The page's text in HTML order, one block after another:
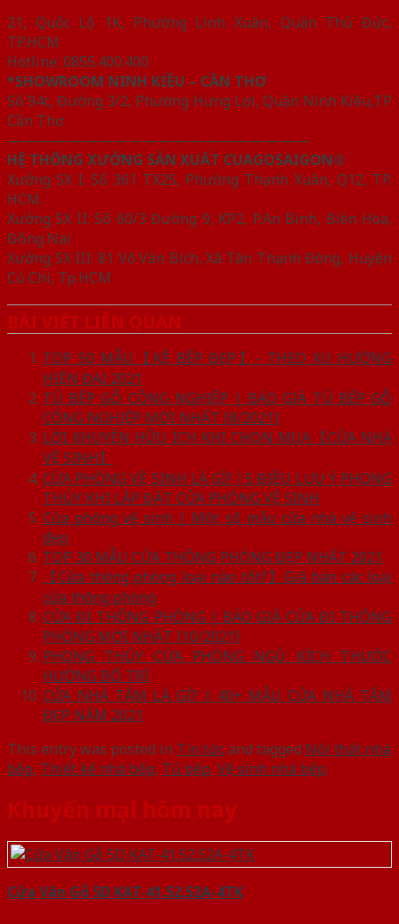
21, Quốc Lộ 1K, Phường Linh Xuân, Quận Thủ Đức,
TP.HCM
Hotline: 0855.400.400
*SHOWROOM NINH KIỀU – CẦN THƠ
Số 94c, Đường 3/2, Phường Hưng Lợi, Quận Ninh Kiều,TP
Cần Thơ
————————————————————
HỆ THỐNG XƯỞNG SẢN XUẤT CUAGOSAIGON®
Xưởng SX I: Số 361 TX25, Phường Thạnh Xuân, Q12, TP.
HCM.
Xưởng SX II: Số 60/3 Đường 9, KP2, P.An Bình, Biên Hòa,
Đồng Nai
Xưởng SX III: 81 Võ Văn Bích, Xã Tân Thạnh Đông, Huyện
Củ Chi, Tp.HCM
BÀI VIẾT LIÊN QUAN
TOP 50 MẪU【KỆ BẾP ĐẸP】- THEO XU HƯỚNG
HIỆN ĐẠI 2021
TỦ BẾP GỖ CÔNG NGHIỆP | BÁO GIÁ TỦ BẾP GỖ
CÔNG NGHIỆP MỚI NHẤT [8/2021]
LỜI KHUYÊN HỮU ÍCH KHI CHỌN MUA【CỬA NHÀ
VỆ SINH】
CỬA PHÒNG VỆ SINH LÀ GÌ? │5 ĐIỀU LƯU Ý PHONG
THỦY KHI LẮP ĐẶT CỬA PHÒNG VỆ SINH
Cửa phòng vệ sinh | Một số mẫu cửa nhà vệ sinh
đẹp
TOP 30 MẪU CỬA THÔNG PHÒNG ĐẸP NHẤT 2021
【Cửa thông phòng loại nào tốt?】Giá bán các loại
cửa thông phòng
CỬA ĐI THÔNG PHÒNG | BÁO GIÁ CỬA ĐI THÔNG
PHÒNG MỚI NHẤT [10/2021]
PHONG THỦY CỬA PHÒNG NGỦ KÍCH THƯỚC
HƯỚNG BỐ TRÍ
CỬA NHÀ TẮM LÀ GÌ? | 40+ MẪU CỬA NHÀ TẮM
ĐẸP NĂM 2021
This entry was posted in Tin tứcand tagged Nội thất nhà
bếp, Thiết kế nhà bếp, Tủ bếp, Vệ sinh nhà bếp.
Khuyến mại hôm nay
Cửa Vân Gỗ 5D KAT-41.52.52A-4TK